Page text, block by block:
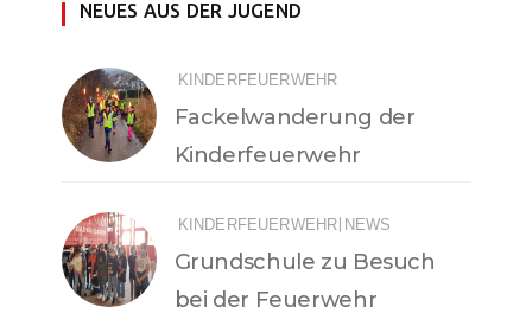
NEUES AUS DER JUGEND
KINDERFEUERWEHR
Fackelwanderung der
Kinderfeuerwehr
KINDERFEUERWEHR NEWS
Grundschule zu Besuch
bei der Feuerwehr